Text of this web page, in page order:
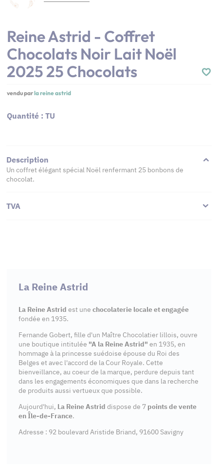
Reine Astrid - Coffret
Chocolats Noir Lait Noël
2025 25 Chocolats
vendu parla reine astrid
Quantité : TU
Description
Un coffret élégant spécial Noël renfermant 25 bonbons de
chocolat.
TVA
La Reine Astrid
La Reine Astrid est une chocolaterie locale et engagée
fondée en 1935.
Fernande Gobert, fille d'un Maître Chocolatier lillois, ouvre
une boutique intitulée "A la Reine Astrid" en 1935, en
hommage à la princesse suédoise épouse du Roi des
Belges et avec l'accord de la Cour Royale. Cette
bienveillance, au coeur de la marque, perdure depuis tant
dans les engagements économiques que dans la recherche
de produits aussi vertueux que possible.
Aujourd'hui, La Reine Astrid dispose de 7 points de vente
en Île-de-France.
Adresse : 92 boulevard Aristide Briand, 91600 Savigny